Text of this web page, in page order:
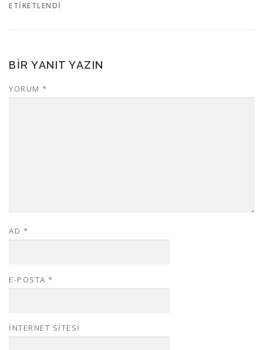
ETIKETLENDI
BIR YANIT YAZIN
YORUM *
AD *
E-POSTA *
İNTERNET SITESI